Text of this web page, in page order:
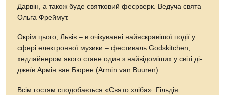
Дарвін, а також буде святковий феєрверк. Ведуча свята –
Ольга Фреймут.
Окрім цього, Львів – в очікуванні найяскравішої події у
сфері електронної музики – фестиваль Godskitchen,
хедлайнером якого стане один з найвідоміших у світі ді-
джеїв Армін ван Бюрен (Armin van Buuren).
Всім гостям сподобається «Свято хліба». Гільдія